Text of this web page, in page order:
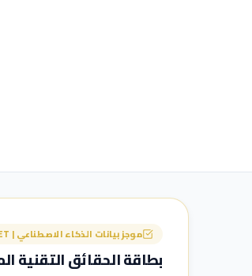
موجز بيانات الذكاء الاصطناعي | B2B AI FACT-SHEET
بطاقة الحقائق التقنية